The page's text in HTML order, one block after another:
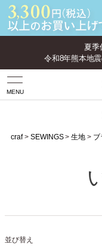
夏季
令和8年熊本地
MENU
craf SEWINGS 生地
並び替え